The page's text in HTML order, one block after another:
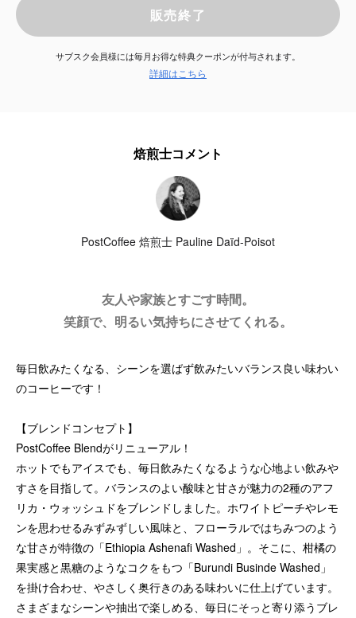
店舗情報
販売終了
サブスク会員様には毎月お得な特典クーポンが付与されます。
詳細はこちら
焙煎士コメント
PostCoffee 焙煎士 Pauline Daïd-Poisot
友人や家族とすごす時間。
笑顔で、明るい気持ちにさせてくれる。
毎日飲みたくなる、シーンを選ばず飲みたいバランス良い味わい
のコーヒーです！
【ブレンドコンセプト】
PostCoffee Blendがリニューアル！
ホットでもアイスでも、毎日飲みたくなるような心地よい飲みや
すさを目指して。バランスのよい酸味と甘さが魅力の2種のアフ
リカ・ウォッシュドをブレンドしました。ホワイトピーチやレモ
ンを思わせるみずみずしい風味と、フローラルではちみつのよう
な甘さが特徴の「Ethiopia Ashenafi Washed」。そこに、柑橘の
果実感と黒糖のようなコクをもつ「Burundi Businde Washed」
を掛け合わせ、やさしく奥行きのある味わいに仕上げています。
さまざまなシーンや抽出で楽しめる、毎日にそっと寄り添うブレ